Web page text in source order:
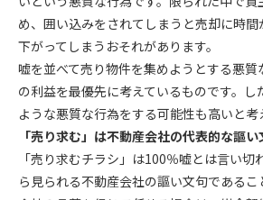
め、囲い込みをされてしまうと売却に時間
下がってしまうおそれがあります。
嘘を並べて売り物件を集めようとする悪
の利益を最優先に考えているものです。し
ような悪質な行為をする可能性も高いと考
「売り求む」は不動産会社の代表的な謳
「売り求むチラシ」は100％嘘とは言い切
ら見られる不動産会社の謳い文句である